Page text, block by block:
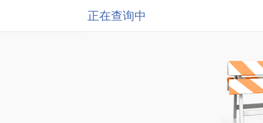
正在查询中